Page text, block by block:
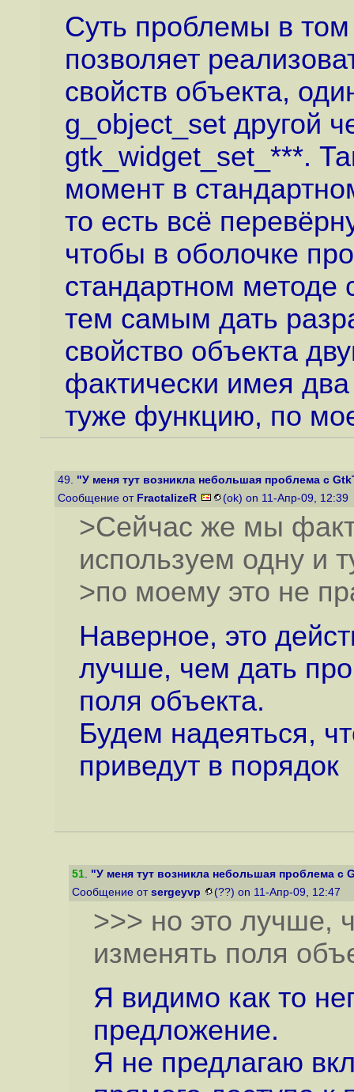
Суть проблемы в том
позволяет
свойств объекта,
g_object_set другой
gtk_widget_set_***.
момент в
то есть всё
чтобы в оболочке
стандартном методе
тем самым дать
свойство объекта
фактически имея
туже функцию, по
49. "У меня тут возникла небольшая проблема с
Сообщение от FractalizeR (ok) on 11-Апр-09, 12:39
>Сейчас же мы
используем одну и
>по моему это не
Наверное, это
лучше, чем дать
поля объекта.
Будем надеяться,
приведут в порядок
51. "У меня тут возникла небольшая проблема с
Сообщение от sergeyvp (??) on 11-Апр-09, 12:47
>>> но это лучше,
изменять поля
Я видимо как то
предложение.
Я не предлагаю